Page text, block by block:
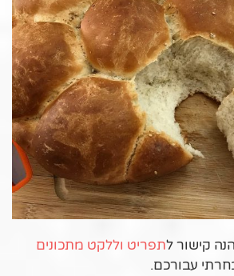
קישור לתפריט וללקט מתכונים
עבורכם.